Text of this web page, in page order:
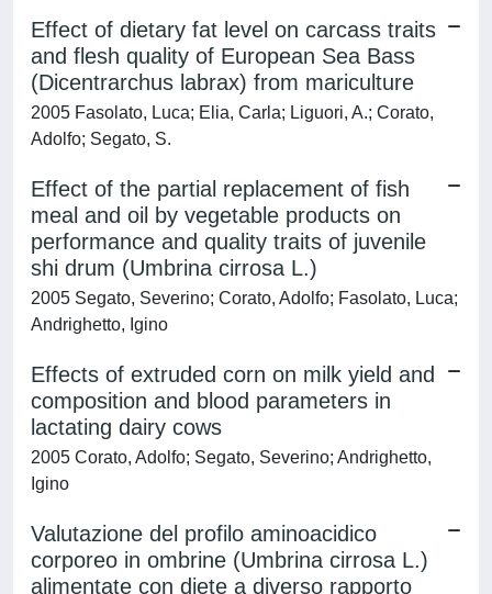
Effect of dietary fat level on carcass traits
and flesh quality of European Sea Bass
(Dicentrarchus labrax) from mariculture
2005 Fasolato, Luca; Elia, Carla; Liguori, A.; Corato,
Adolfo; Segato, S.
Effect of the partial replacement of fish
meal and oil by vegetable products on
performance and quality traits of juvenile
shi drum (Umbrina cirrosa L.)
2005 Segato, Severino; Corato, Adolfo; Fasolato, Luca;
Andrighetto, Igino
Effects of extruded corn on milk yield and
composition and blood parameters in
lactating dairy cows
2005 Corato, Adolfo; Segato, Severino; Andrighetto,
Igino
Valutazione del profilo aminoacidico
corporeo in ombrine (Umbrina cirrosa L.)
alimentate con diete a diverso rapporto